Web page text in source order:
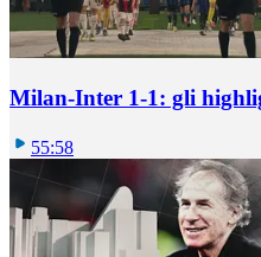
Milan-Inter 1-1: gli
55:58